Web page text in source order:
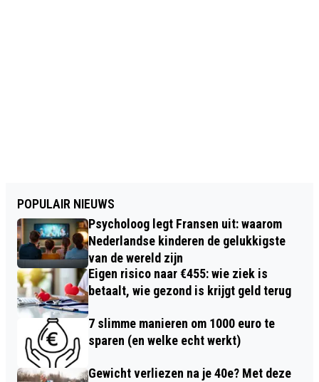
POPULAIR NIEUWS
Psycholoog legt Fransen uit: waarom
Nederlandse kinderen de gelukkigste
van de wereld zijn
Eigen risico naar €455: wie ziek is
betaalt, wie gezond is krijgt geld terug
7 slimme manieren om 1000 euro te
sparen (en welke echt werkt)
Gewicht verliezen na je 40e? Met deze